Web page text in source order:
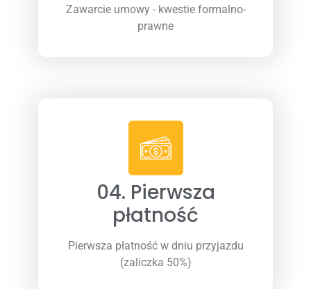
Zawarcie umowy - kwestie formalno-
prawne
04. Pierwsza
płatność
Pierwsza płatność w dniu przyjazdu
(zaliczka 50%)